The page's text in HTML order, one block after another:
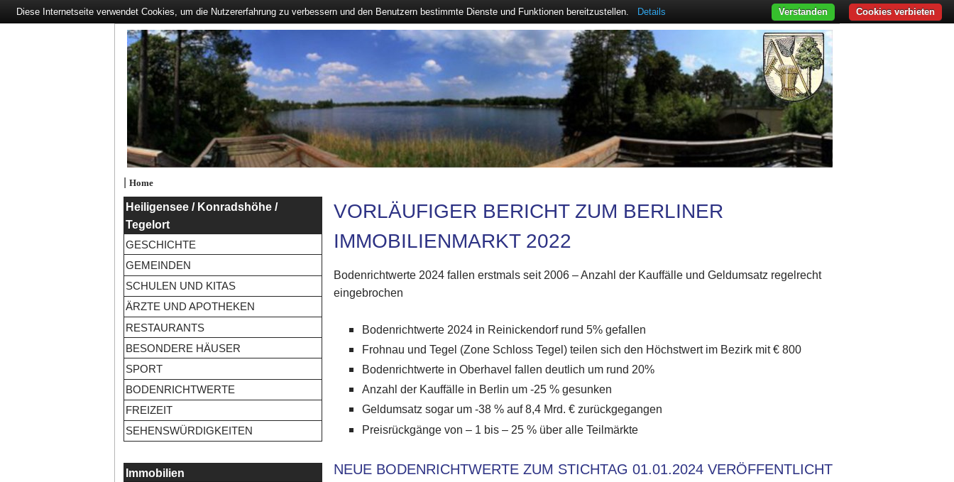
| Home
Heiligensee / Konradshöhe /
Tegelort
GESCHICHTE
GEMEINDEN
SCHULEN UND KITAS
ÄRZTE UND APOTHEKEN
RESTAURANTS
BESONDERE HÄUSER
SPORT
BODENRICHTWERTE
FREIZEIT
SEHENSWÜRDIGKEITEN
Immobilien
VORLÄUFIGER BERICHT ZUM BERLINER
IMMOBILIENMARKT 2022
Bodenrichtwerte 2024 fallen erstmals seit 2006 – Anzahl der Kauffälle und Geldumsatz regelrecht
eingebrochen
Bodenrichtwerte 2024 in Reinickendorf rund 5% gefallen
Frohnau und Tegel (Zone Schloss Tegel) teilen sich den Höchstwert im Bezirk mit € 800
Bodenrichtwerte in Oberhavel fallen deutlich um rund 20%
Anzahl der Kauffälle in Berlin um -25 % gesunken
Geldumsatz sogar um -38 % auf 8,4 Mrd. € zurückgegangen
Preisrückgänge von – 1 bis – 25 % über alle Teilmärkte
NEUE BODENRICHTWERTE ZUM STICHTAG 01.01.2024 VERÖFFENTLICHT
Diese Internetseite verwendet Cookies, um die Nutzererfahrung zu verbessern und den Benutzern bestimmte Dienste und Funktionen bereitzustellen. Details Cookies verbieten
Verstanden